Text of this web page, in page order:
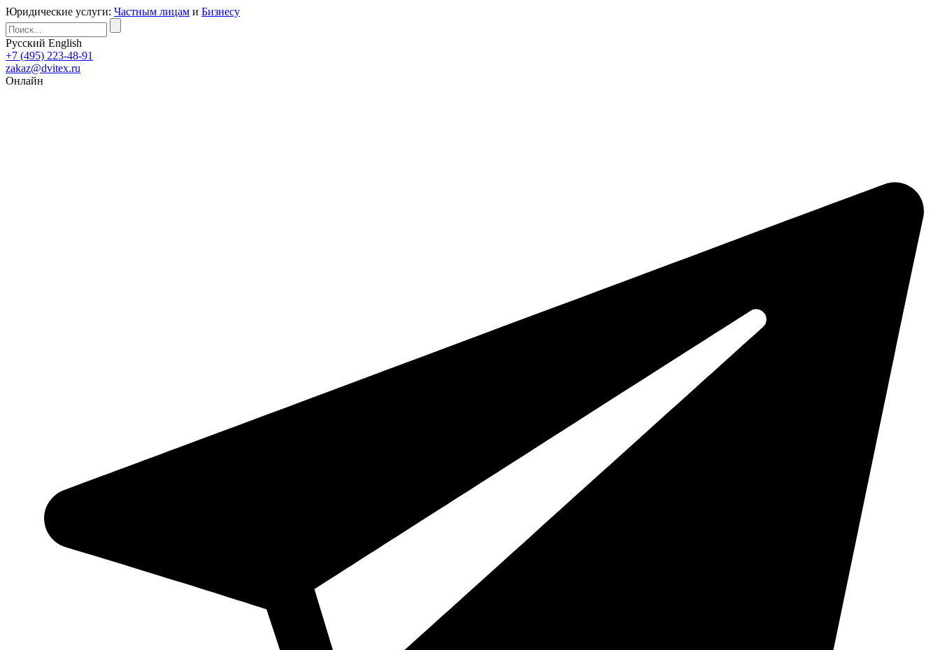
Юридические услуги: Частным лицам и Бизнесу
Русский English
+7 (495) 223-48-91
zakaz@dvitex.ru
Онлайн